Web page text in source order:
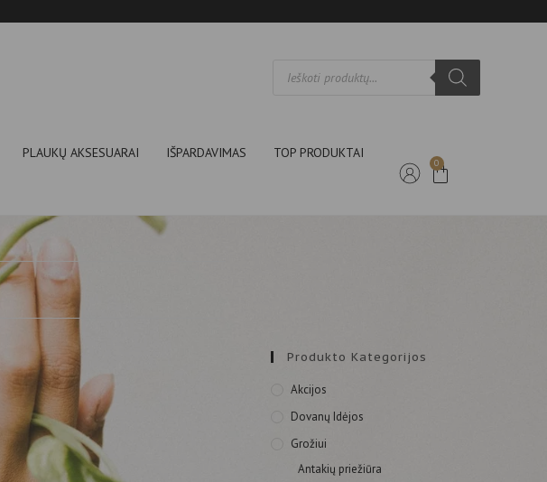
PLAUKŲ AKSESUARAI IŠPARDAVIMAS TOP PRODUKTAI
0
Produkto Kategorijos
Akcijos
Dovanų Idėjos
Grožiui
Antakių priežiūra